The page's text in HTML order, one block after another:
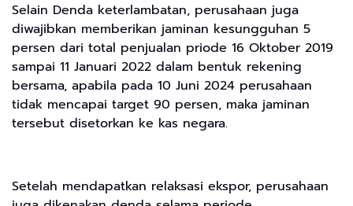
Selain Denda keterlambatan, perusahaan juga
diwajibkan memberikan jaminan kesungguhan 5
persen dari total penjualan priode 16 Oktober 2019
sampai 11 Januari 2022 dalam bentuk rekening
bersama, apabila pada 10 Juni 2024 perusahaan
tidak mencapai target 90 persen, maka jaminan
tersebut disetorkan ke kas negara.
Setelah mendapatkan relaksasi ekspor, perusahaan